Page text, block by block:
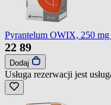
Pyrantelum OWIX, 250 mg
22 89
Dodaj
Usługa rezerwacji jest